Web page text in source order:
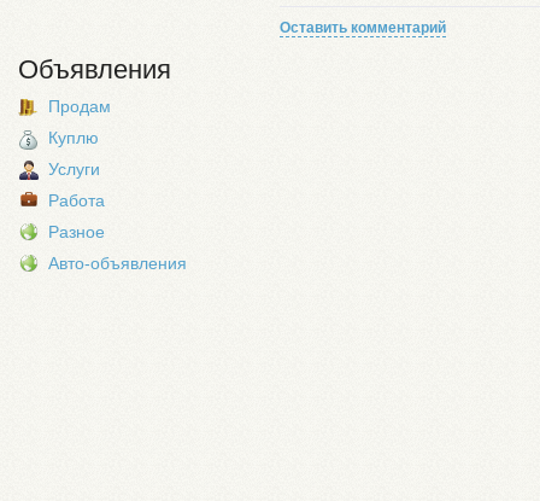
Объявления
Продам
Куплю
Услуги
Работа
Разное
Авто-объявления
Оставить комментарий